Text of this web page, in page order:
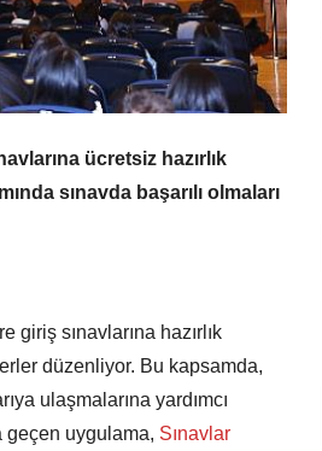
ücretsiz hazırlık
sınavda başarılı olmaları
sınavlarına hazırlık
düzenliyor. Bu kapsamda,
ulaşmalarına yardımcı
geçen uygulama, Sınavlar